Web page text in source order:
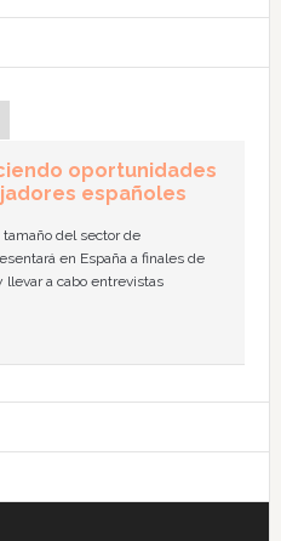
oportunidades
españoles
del sector de
en España a finales de
llevar a cabo entrevistas